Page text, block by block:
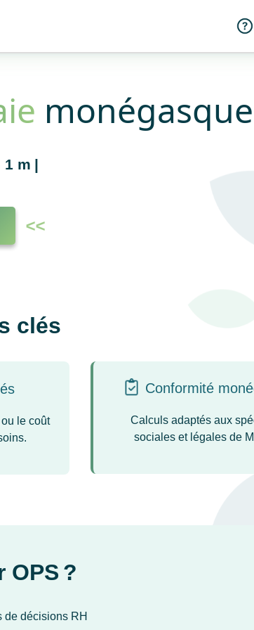
monégasque
clés
le coût
Conformité
Calculs adaptés aux
sociales et légales de
?
de décisions RH